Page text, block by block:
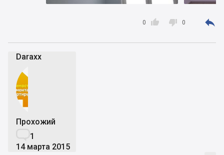

0  0 
Daraxx
Прохожий
1
14 марта 2015